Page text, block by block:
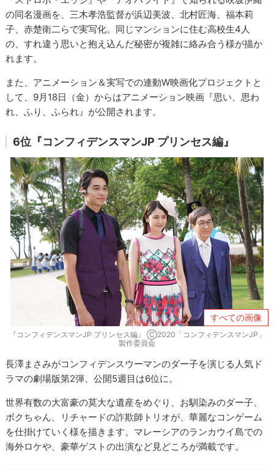
の同名漫画を、三木孝浩監督が浜辺美波、北村匠海、福本莉
子、赤楚衛二らで実写化。同じマンションに住む高校生4人
の、すれ違う思いと抱え込んだ秘密が複雑に絡み合う様が描か
れます。
また、アニメーション＆実写での連動W映画化プロジェクトと
して、9月18日（金）からはアニメーション映画『思い、思わ
れ、ふり、ふられ』が公開されます。
6位『コンフィデンスマンJP プリンセス編』
すべての画像
『コンフィデンスマンJP プリンセス編』 Ⓒ2020「コンフィデンスマンJP」
製作委員会
長澤まさみがコンフィデンスウーマンのダー子を演じる人気ド
ラマの劇場版第2弾、公開5週目は6位に。
世界有数の大富豪の莫大な遺産をめぐり、お馴染みのダー子、
ボクちゃん、リチャードの詐欺師トリオが、華麗なコンゲーム
を仕掛けていく様を描きます。マレーシアのランカウイ島での
海外ロケや、豪華ゲストの出演など見どころが満載です。